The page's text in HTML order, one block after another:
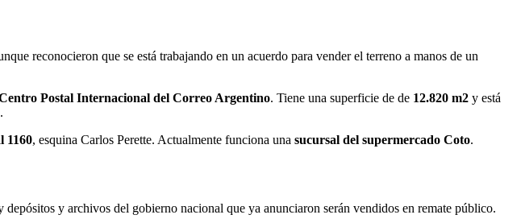
reconocieron que se está trabajando en un acuerdo para vender el terreno a manos de un
Postal Internacional del Correo Argentino. Tiene una superficie de de 12.820 m2 y está
1160, esquina Carlos Perette. Actualmente funciona una sucursal del supermercado Coto.
depósitos y archivos del gobierno nacional que ya anunciaron serán vendidos en remate público.